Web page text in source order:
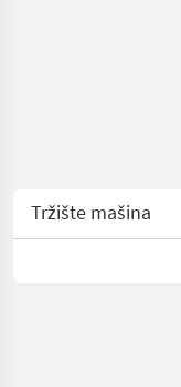
Tržište mašina